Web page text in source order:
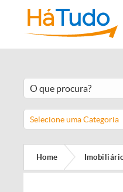
Selecione uma Categoria
Home